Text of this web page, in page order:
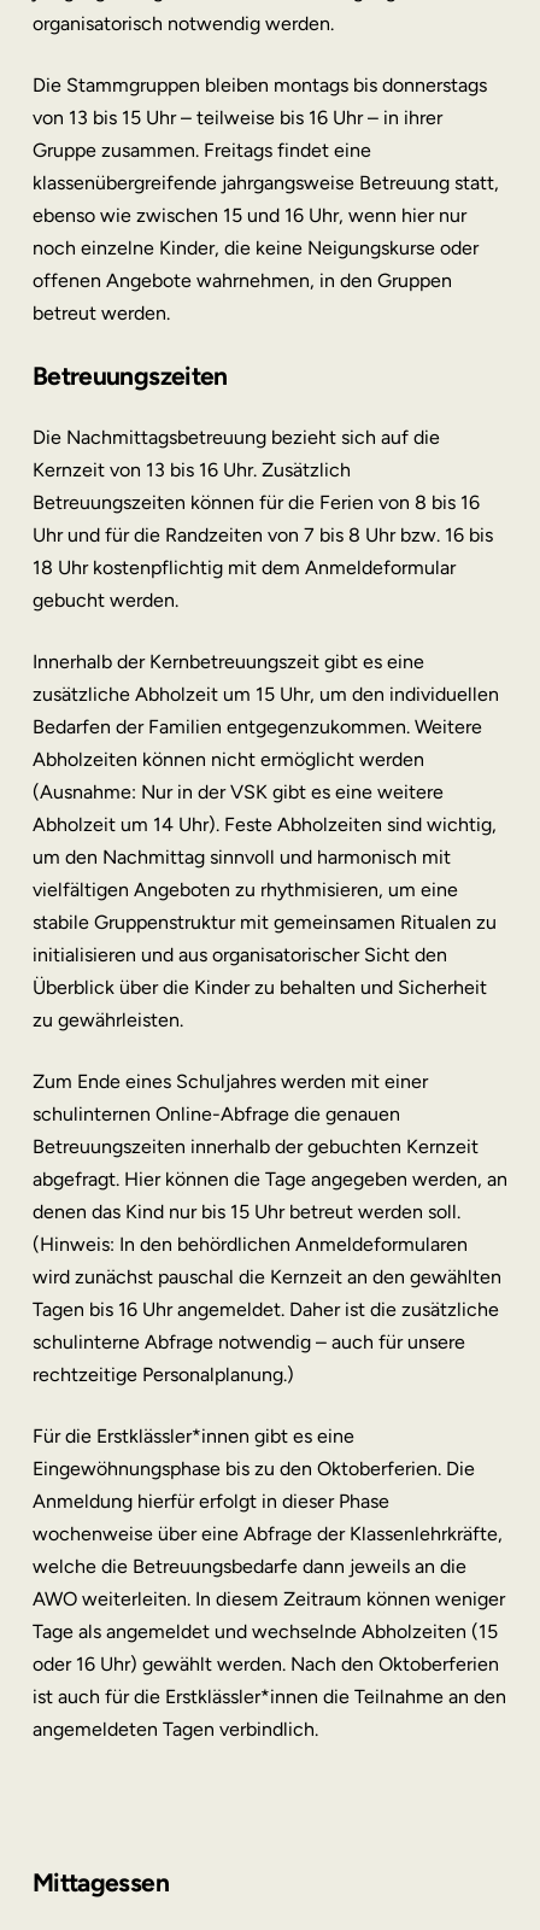
organisatorisch notwendig werden.
Die Stammgruppen bleiben montags bis donnerstags
von 13 bis 15 Uhr – teilweise bis 16 Uhr – in ihrer
Gruppe zusammen. Freitags findet eine
klassenübergreifende jahrgangsweise Betreuung statt,
ebenso wie zwischen 15 und 16 Uhr, wenn hier nur
noch einzelne Kinder, die keine Neigungskurse oder
offenen Angebote wahrnehmen, in den Gruppen
betreut werden.
Betreuungszeiten
Die Nachmittagsbetreuung bezieht sich auf die
Kernzeit von 13 bis 16 Uhr. Zusätzlich
Betreuungszeiten können für die Ferien von 8 bis 16
Uhr und für die Randzeiten von 7 bis 8 Uhr bzw. 16 bis
18 Uhr kostenpflichtig mit dem Anmeldeformular
gebucht werden.
Innerhalb der Kernbetreuungszeit gibt es eine
zusätzliche Abholzeit um 15 Uhr, um den individuellen
Bedarfen der Familien entgegenzukommen. Weitere
Abholzeiten können nicht ermöglicht werden
(Ausnahme: Nur in der VSK gibt es eine weitere
Abholzeit um 14 Uhr). Feste Abholzeiten sind wichtig,
um den Nachmittag sinnvoll und harmonisch mit
vielfältigen Angeboten zu rhythmisieren, um eine
stabile Gruppenstruktur mit gemeinsamen Ritualen zu
initialisieren und aus organisatorischer Sicht den
Überblick über die Kinder zu behalten und Sicherheit
zu gewährleisten.
Zum Ende eines Schuljahres werden mit einer
schulinternen Online-Abfrage die genauen
Betreuungszeiten innerhalb der gebuchten Kernzeit
abgefragt. Hier können die Tage angegeben werden, an
denen das Kind nur bis 15 Uhr betreut werden soll.
(Hinweis: In den behördlichen Anmeldeformularen
wird zunächst pauschal die Kernzeit an den gewählten
Tagen bis 16 Uhr angemeldet. Daher ist die zusätzliche
schulinterne Abfrage notwendig – auch für unsere
rechtzeitige Personalplanung.)
Für die Erstklässler*innen gibt es eine
Eingewöhnungsphase bis zu den Oktoberferien. Die
Anmeldung hierfür erfolgt in dieser Phase
wochenweise über eine Abfrage der Klassenlehrkräfte,
welche die Betreuungsbedarfe dann jeweils an die
AWO weiterleiten. In diesem Zeitraum können weniger
Tage als angemeldet und wechselnde Abholzeiten (15
oder 16 Uhr) gewählt werden. Nach den Oktoberferien
ist auch für die Erstklässler*innen die Teilnahme an den
angemeldeten Tagen verbindlich.
Mittagessen